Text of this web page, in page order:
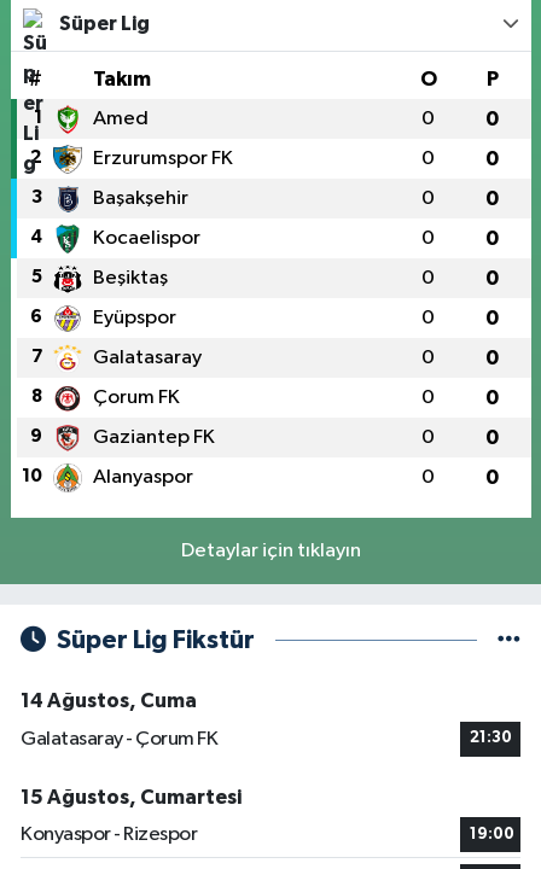
Süper Lig
# Takım O P
1 Amed 0 0
2 Erzurumspor FK 0 0
3 Başakşehir 0 0
4 Kocaelispor 0 0
5 Beşiktaş 0 0
6 Eyüpspor 0 0
7 Galatasaray 0 0
8 Çorum FK 0 0
9 Gaziantep FK 0 0
10 Alanyaspor 0 0
Detaylar için tıklayın
Süper Lig Fikstür
14 Ağustos, Cuma
Galatasaray - Çorum FK
21:30
15 Ağustos, Cumartesi
Konyaspor - Rizespor
19:00